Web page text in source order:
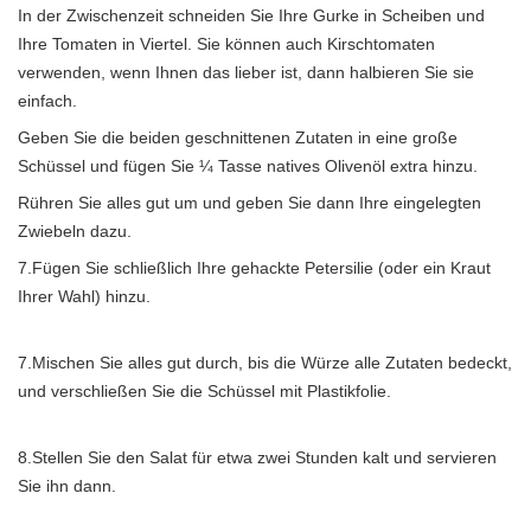
In der Zwischenzeit schneiden Sie Ihre Gurke in Scheiben und
Ihre Tomaten in Viertel. Sie können auch Kirschtomaten
verwenden, wenn Ihnen das lieber ist, dann halbieren Sie sie
einfach.
Geben Sie die beiden geschnittenen Zutaten in eine große
Schüssel und fügen Sie ¼ Tasse natives Olivenöl extra hinzu.
Rühren Sie alles gut um und geben Sie dann Ihre eingelegten
Zwiebeln dazu.
7.Fügen Sie schließlich Ihre gehackte Petersilie (oder ein Kraut
Ihrer Wahl) hinzu.
7.Mischen Sie alles gut durch, bis die Würze alle Zutaten bedeckt,
und verschließen Sie die Schüssel mit Plastikfolie.
8.Stellen Sie den Salat für etwa zwei Stunden kalt und servieren
Sie ihn dann.